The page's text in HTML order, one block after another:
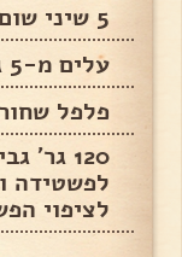
5 שיני שום כתושות
עלים מ-5 גבעולי תימין
פלפל שחור
120
לפשטידה
לציפוי